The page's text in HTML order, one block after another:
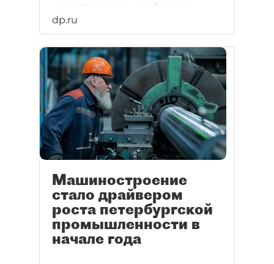
инвестициями и рабочими
местами.
dp.ru
Машиностроение
стало драйвером
роста петербургской
промышленности в
начале года